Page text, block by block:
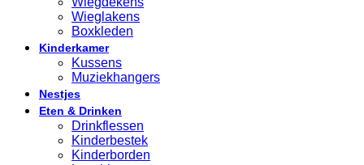
Wieglakens
Boxkleden
Kinderkamer
Kussens
Muziekhangers
Nestjes
Eten & Drinken
Drinkflessen
Kinderbestek
Kinderborden